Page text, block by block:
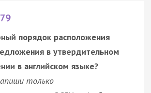
порядок расположения
в утвердительном
в английском языке?
только